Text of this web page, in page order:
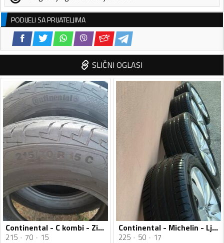
PODIJELI SA PRIJATELJIMA
SLIČNI OGLASI
Continental - C kombi - Zimska guma
215 70 15
Continental - Michelin - Ljetnja guma
225 50 17